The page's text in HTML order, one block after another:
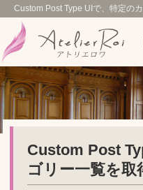
Custom Post Type UIで、特定の
Custom Post
ゴリー一覧を取